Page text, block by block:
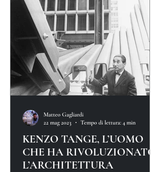
KENZO TANGE, L’UOMO
CHE HA RIVOLUZIONATO
L’ARCHITETTURA
Matteo Gagliardi
22 mag 2023
Tempo di lettura: 4 min